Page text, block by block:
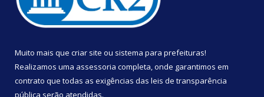
Muito mais que criar site ou sistema para prefeituras!
Realizamos uma assessoria completa, onde garantimos em
contrato que todas as exigências das leis de transparência